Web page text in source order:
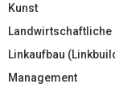
Kunst
Landwirtschaftliche
Linkaufbau
Management